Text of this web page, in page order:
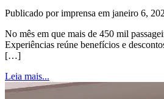
Publicado por imprensa em janeiro 6,
No mês em que mais de 450 mil
Experiências reúne benefícios e
[…]
Leia mais...